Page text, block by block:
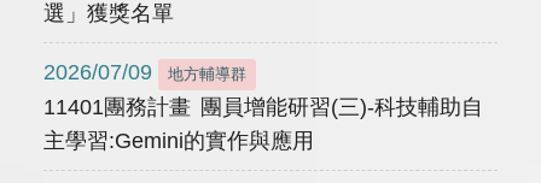
選」獲獎名單
2026/07/09 地方輔導群
11401團務計畫 團員增能研習(三)-科技輔助自
主學習:Gemini的實作與應用